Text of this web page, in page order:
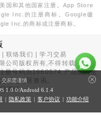
国和其他国家注册。App Store
Inc.的注册商标。Google徽
Inc.的商标或注册商标。
|联络我们 |学习交易
公司版权所有,不得转载
册号码为1660574,产品面向全
香港地区资讯。
谨慎。
交易需谨慎
1.0.0/Android 6.1.4
| 隐私政策 | 客户协议 | 功能介绍